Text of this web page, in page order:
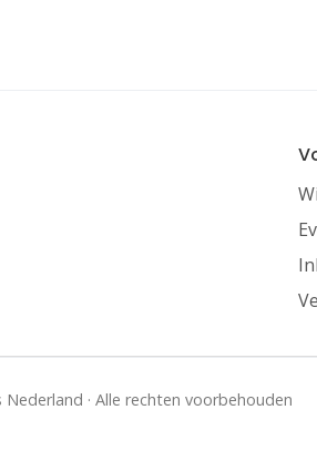
· Alle rechten voorbehouden